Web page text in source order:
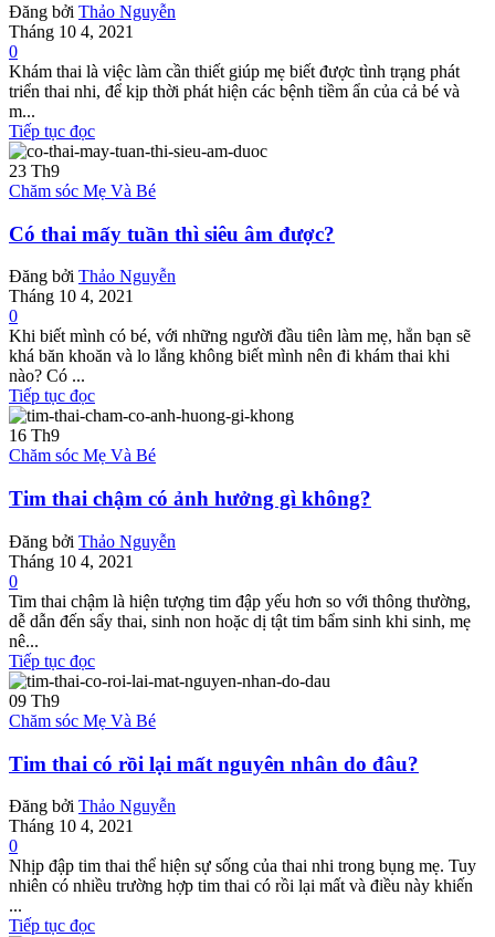
Đăng bởi Thảo Nguyễn
Tháng 10 4, 2021
0
Khám thai là việc làm cần thiết giúp mẹ biết được tình trạng phát
triển thai nhi, để kịp thời phát hiện các bệnh tiềm ẩn của cả bé và
m...
Tiếp tục đọc
23 Th9
Chăm sóc Mẹ Và Bé
Có thai mấy tuần thì siêu âm được?
Đăng bởi Thảo Nguyễn
Tháng 10 4, 2021
0
Khi biết mình có bé, với những người đầu tiên làm mẹ, hẳn bạn sẽ
khá băn khoăn và lo lắng không biết mình nên đi khám thai khi
nào? Có ...
Tiếp tục đọc
16 Th9
Chăm sóc Mẹ Và Bé
Tim thai chậm có ảnh hưởng gì không?
Đăng bởi Thảo Nguyễn
Tháng 10 4, 2021
0
Tim thai chậm là hiện tượng tim đập yếu hơn so với thông thường,
dễ dẫn đến sẩy thai, sinh non hoặc dị tật tim bẩm sinh khi sinh, mẹ
nê...
Tiếp tục đọc
09 Th9
Chăm sóc Mẹ Và Bé
Tim thai có rồi lại mất nguyên nhân do đâu?
Đăng bởi Thảo Nguyễn
Tháng 10 4, 2021
0
Nhịp đập tim thai thể hiện sự sống của thai nhi trong bụng mẹ. Tuy
nhiên có nhiều trường hợp tim thai có rồi lại mất và điều này khiến
...
Tiếp tục đọc